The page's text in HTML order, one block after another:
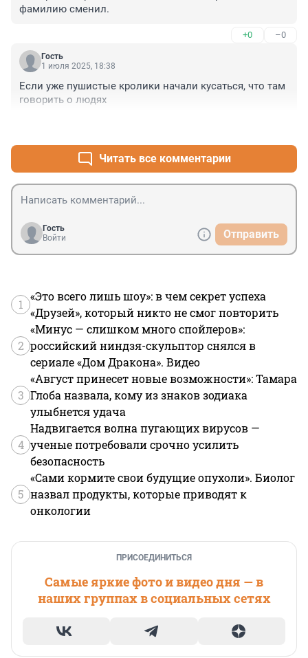
фамилию сменил.
+0 –0
Гость
1 июля 2025, 18:38
Если уже пушистые кролики начали кусаться, что там
говорить о людях
Читать все комментарии
Гость
Войти
Отправить
1
«Это всего лишь шоу»: в чем секрет успеха
«Друзей», который никто не смог повторить
2
«Минус — слишком много спойлеров»:
российский ниндзя-скульптор снялся в
сериале «Дом Дракона». Видео
3
«Август принесет новые возможности»: Тамара
Глоба назвала, кому из знаков зодиака
улыбнется удача
4
Надвигается волна пугающих вирусов —
ученые потребовали срочно усилить
безопасность
5
«Сами кормите свои будущие опухоли». Биолог
назвал продукты, которые приводят к
онкологии
ПРИСОЕДИНИТЬСЯ
Самые яркие фото и видео дня — в
наших группах в социальных сетях